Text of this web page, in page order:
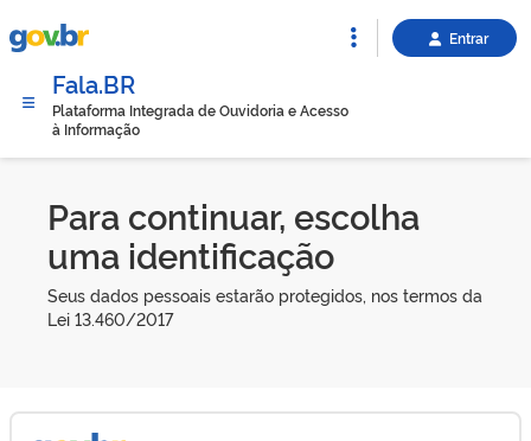
Entrar
Fala.BR
Plataforma Integrada de Ouvidoria e Acesso
à Informação
Para continuar, escolha
uma identificação
Seus dados pessoais estarão protegidos, nos termos da
Lei 13.460/2017